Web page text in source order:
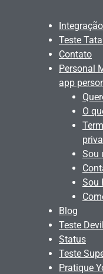
Teste
Contato
Personal
app
O
Sou
Sou
Blog
Teste
Status
Teste
Pratique